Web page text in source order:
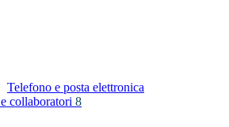
Telefono e posta elettronica
collaboratori 8